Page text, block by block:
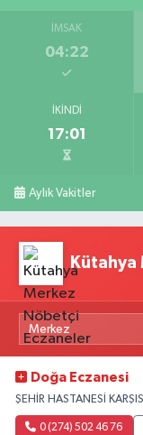
İMSAK
04:22
İKINDI
17:01
Aylık Vakitler
Doğa Eczanesi
ŞEHİR HASTANESİ KARŞISI
0 (274) 502 46 76